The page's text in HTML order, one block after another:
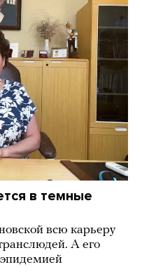
в темные
всю карьеру
А его